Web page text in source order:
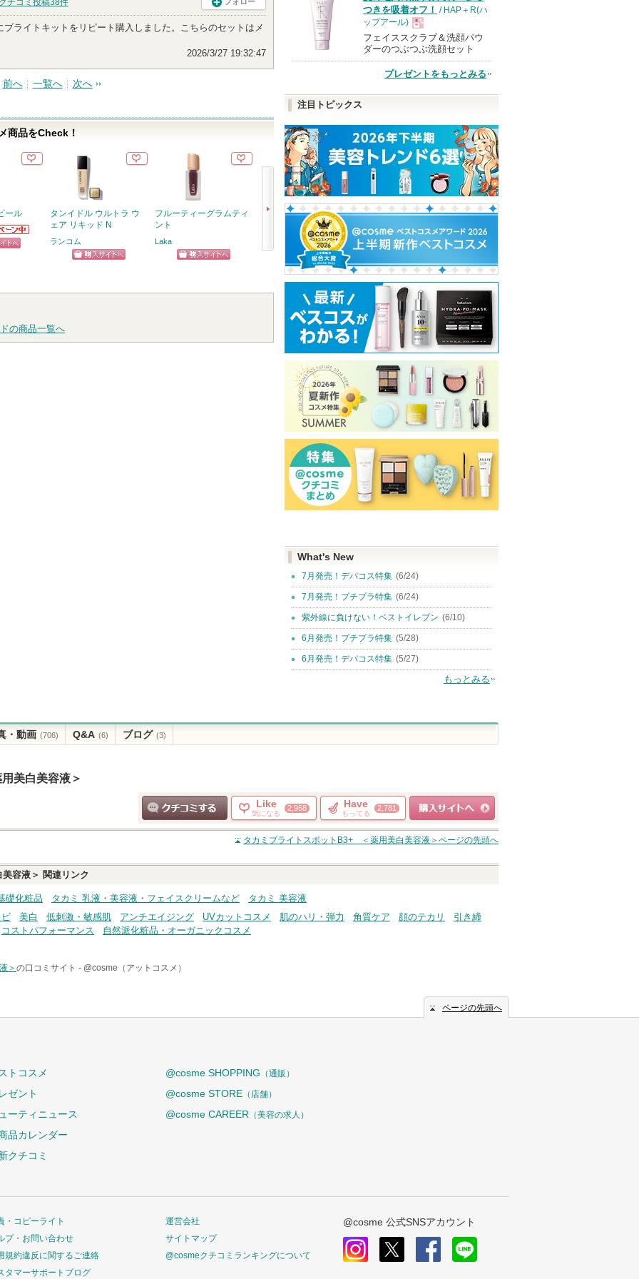
クチコミ投稿38件
ライトキットをリピート購入しました。こちらのセットはメ
2026/3/27 19:32:47
前へ 一覧へ 次へ
商品をCheck！
ール
のお
りま
タンイドル ウルトラ ウ
ェア リキッド N
ランコム
フルーティーグラムティ
ント
Laka
PDRN ヒアルロン酸100
Anuaからのお知
らせがあります
ショッピン
スキンクリア クレンズ
フレシングシトラスの香
り
アテニア
アテニアからの
お知らせがあり
ます
ショッピン
グサイトへ
ジェニフィック アルティ
ン
ランコム
ショッピン
の商品一覧へ
つきを吸着オフ！ / HAP＋R(ハ
ップアール)
現
品
フェイススクラブ＆洗顔パウ
ダーのつぶつぶ洗顔セット
プレゼントをもっとみる
注目トピックス
What's New
7月発売！デパコス特集 (6/24)
7月発売！プチプラ特集 (6/24)
紫外線に負けない！ベストイレブン (6/10)
6月発売！プチプラ特集 (5/28)
6月発売！デパコス特集 (5/27)
もっとみる
・動画 (706) Q&A (6) ブログ (3)
美白美容液＞
クチコミする
Like
気になる
2,958 Have
もってる
2,781
ショッピングサイト
へ
タカミブライトスポットB3+ ＜薬用美白美容液＞ ページの先頭へ
容液＞ 関連リンク
礎化粧品 タカミ 乳液・美容液・フェイスクリームなど
タカミ 美容液
ビ 美白 低刺激・敏感肌 アンチエイジング UVカットコスメ 肌のハリ・弾力 角質ケア 顔のテカリ
引き締
コストパフォーマンス 自然派化粧品・オーガニックコスメ
＞ の口コミサイト - @cosme（アットコスメ）
ページの先頭へ
トコスメ
ゼント
ーティニュース
品カレンダー
クチコミ
@cosme SHOPPING （通販）
@cosme STORE （店舗）
@cosme CAREER （美容の求人）
・コピーライト
プ・お問い合わせ
規約違反に関するご連絡
タマーサポートブログ
運営会社
サイトマップ
@cosmeクチコミランキングについて
@cosme 公式SNSアカウント